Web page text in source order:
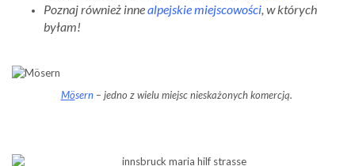
Poznaj również innealpejskie miejscowości , w których
byłam!
Mösern– jedno z wielu miejsc nieskażonych komercją.